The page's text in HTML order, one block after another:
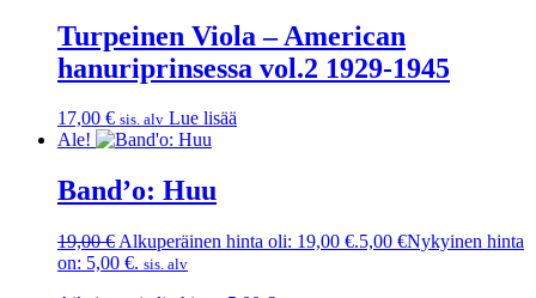
Turpeinen Viola – American
hanuriprinsessa vol.2 1929-1945
17,00 € sis. alv Lue lisää
Ale!
Band’o: Huu
19,00€ Alkuperäinen hinta oli: 19,00 €.5,00 €Nykyinen hinta
on: 5,00 €. sis. alv